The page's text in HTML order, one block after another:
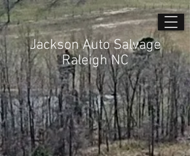
Jackson Auto Salvage
Raleigh NC